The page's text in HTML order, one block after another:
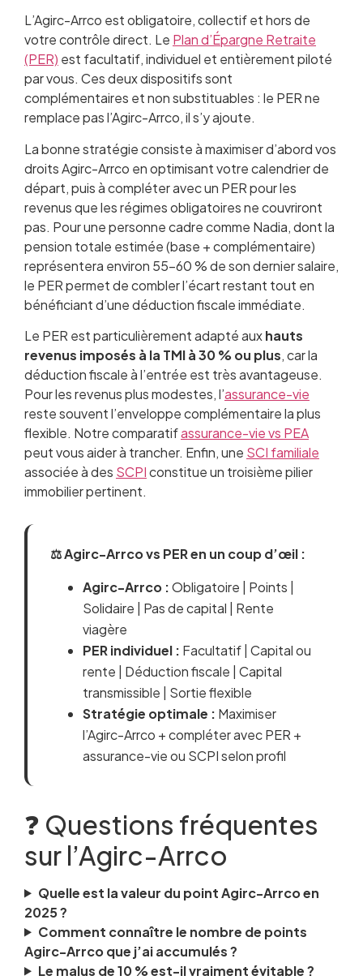
L’Agirc-Arrco est obligatoire, collectif et hors de
votre contrôle direct. Le Plan d’Épargne Retraite
(PER) est facultatif, individuel et entièrement piloté
par vous. Ces deux dispositifs sont
complémentaires et non substituables : le PER ne
remplace pas l’Agirc-Arrco, il s’y ajoute.
La bonne stratégie consiste à maximiser d’abord vos
droits Agirc-Arrco en optimisant votre calendrier de
départ, puis à compléter avec un PER pour les
revenus que les régimes obligatoires ne couvriront
pas. Pour une personne cadre comme Nadia, dont la
pension totale estimée (base + complémentaire)
représentera environ 55-60 % de son dernier salaire,
le PER permet de combler l’écart restant tout en
bénéficiant d’une déduction fiscale immédiate.
Le PER est particulièrement adapté auxhauts
revenus imposés à la TMI à 30 % ou plus, car la
déduction fiscale à l’entrée est très avantageuse.
Pour les revenus plus modestes, l’assurance-vie
reste souvent l’enveloppe complémentaire la plus
flexible. Notre comparatifassurance-vie vs PEA
peut vous aider à trancher. Enfin, une SCI familiale
associée à des SCPIconstitue un troisième pilier
immobilier pertinent.
⚖️ Agirc-Arrco vs PER en un coup d’œil :
Agirc-Arrco :Obligatoire | Points |
Solidaire | Pas de capital | Rente
viagère
PER individuel : Facultatif | Capital ou
rente | Déduction fiscale | Capital
transmissible | Sortie flexible
Stratégie optimale : Maximiser
l’Agirc-Arrco + compléter avec PER +
assurance-vie ou SCPI selon profil
❓ Questions fréquentes
sur l’Agirc-Arrco
Quelle est la valeur du point Agirc-Arrco en
2025 ?
Comment connaître le nombre de points
Agirc-Arrco que j’ai accumulés ?
Le malus de 10 % est-il vraiment évitable ?